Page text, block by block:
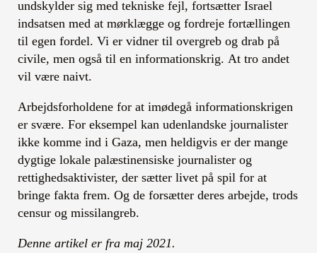
undskylder sig med tekniske fejl, fortsætter Israel
indsatsen med at mørklægge og fordreje fortællingen
til egen fordel. Vi er vidner til overgreb og drab på
civile, men også til en informationskrig. At tro andet
vil være naivt.
Arbejdsforholdene for at imødegå informationskrigen
er svære. For eksempel kan udenlandske journalister
ikke komme ind i Gaza, men heldigvis er der mange
dygtige lokale palæstinensiske journalister og
rettighedsaktivister, der sætter livet på spil for at
bringe fakta frem. Og de forsætter deres arbejde, trods
censur og missilangreb.
Denne artikel er fra maj 2021.